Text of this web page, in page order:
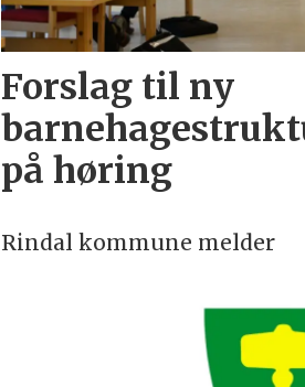
Forslag til ny
på høring
Rindal kommune melder